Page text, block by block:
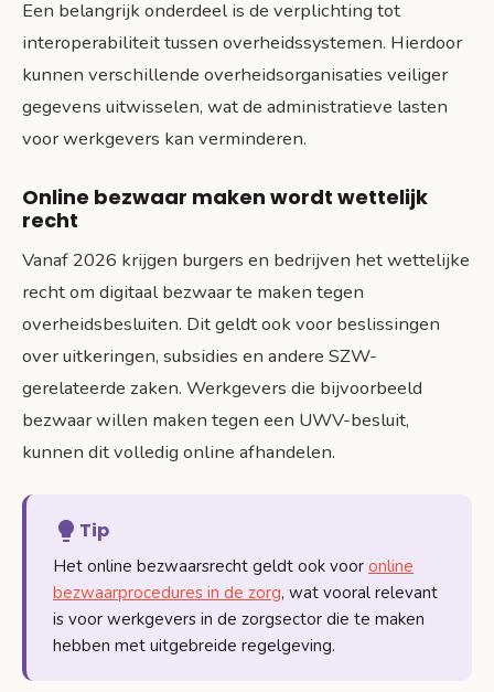
Een belangrijk onderdeel is de verplichting tot
interoperabiliteit tussen overheidssystemen. Hierdoor
kunnen verschillende overheidsorganisaties veiliger
gegevens uitwisselen, wat de administratieve lasten
voor werkgevers kan verminderen.
Online bezwaar maken wordt wettelijk
recht
Vanaf 2026 krijgen burgers en bedrijven het wettelijke
recht om digitaal bezwaar te maken tegen
overheidsbesluiten. Dit geldt ook voor beslissingen
over uitkeringen, subsidies en andere SZW-
gerelateerde zaken. Werkgevers die bijvoorbeeld
bezwaar willen maken tegen een UWV-besluit,
kunnen dit volledig online afhandelen.
Tip
Het online bezwaarsrecht geldt ook voor online
bezwaarprocedures in de zorg, wat vooral relevant
is voor werkgevers in de zorgsector die te maken
hebben met uitgebreide regelgeving.